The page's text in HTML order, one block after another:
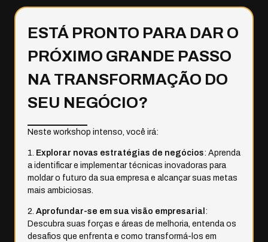
ESTÁ PRONTO PARA DAR O
PRÓXIMO GRANDE PASSO
NA TRANSFORMAÇÃO DO
SEU NEGÓCIO?
Neste workshop intenso, você irá:
Explorar novas estratégias de negócios: Aprenda
a identificar e implementar técnicas inovadoras para
moldar o futuro da sua empresa e alcançar suas metas
mais ambiciosas.
Aprofundar-se em sua visão empresarial :
Descubra suas forças e áreas de melhoria, entenda os
desafios que enfrenta e como transformá-los em